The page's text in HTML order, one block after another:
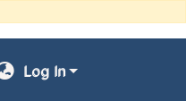
Log In